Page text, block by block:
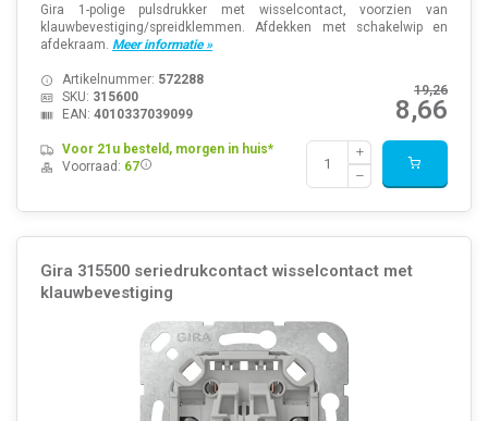
Gira 1-polige pulsdrukker met wisselcontact, voorzien van
klauwbevestiging/spreidklemmen. Afdekken met schakelwip en
afdekraam. Meer informatie »
19,26
8,66
Artikelnummer: 572288
SKU: 315600
EAN: 4010337039099
Voor 21u besteld, morgen in huis*
Voorraad: 67
Gira 315500 seriedrukcontact wisselcontact met
klauwbevestiging